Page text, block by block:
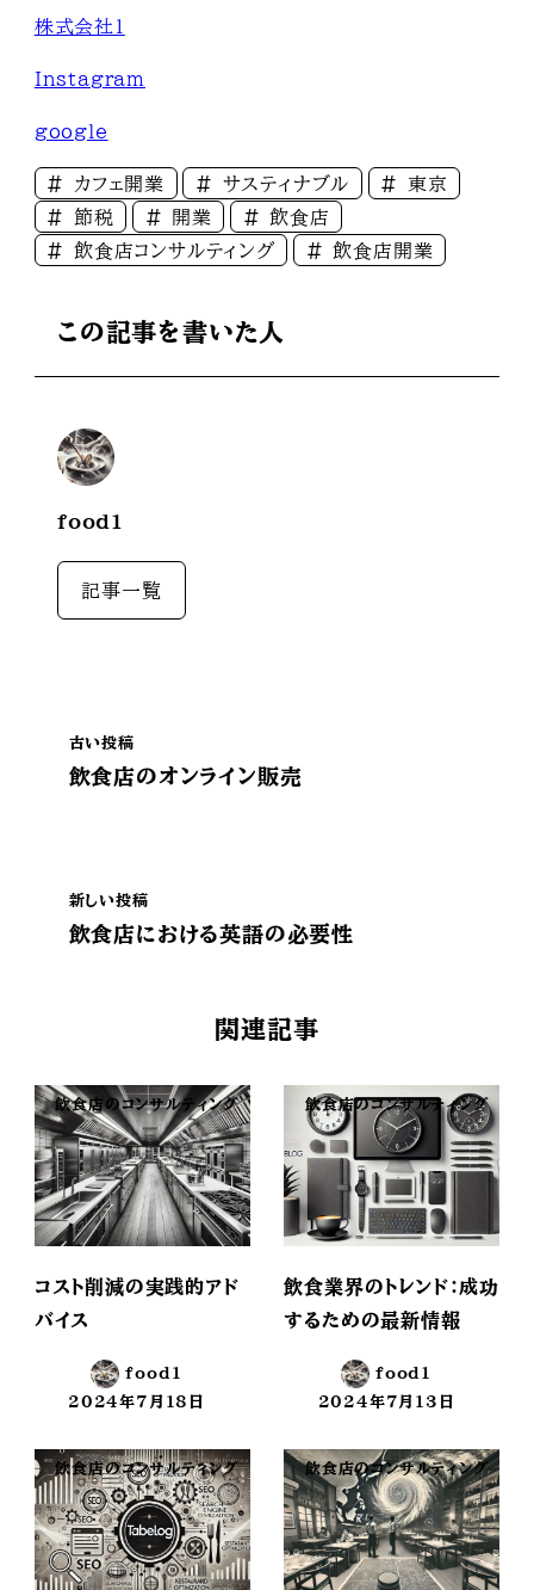
株式会社1
Instagram
google
カフェ開業 サスティナブル
東京
節税
開業
飲食店
飲食店コンサルティング
飲食店開業
この記事を書いた人
food1
記事一覧
古い投稿
飲食店のオンライン販売
新しい投稿
飲食店における英語の必要性
関連記事
飲食店のコンサルティング
コスト削減の実践的アド
バイス
food1
2024年7月18日
飲食店のコンサルティング
飲食業界のトレンド：成功
するための最新情報
food1
2024年7月13日
飲食店のコンサルティング 飲食店のコンサルティング